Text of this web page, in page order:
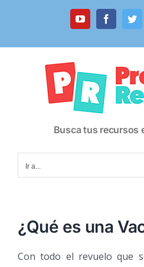
YouTubeFacebook
Busca tus recursos
Ir a...
¿Qué es una
Con todo el revuelo que